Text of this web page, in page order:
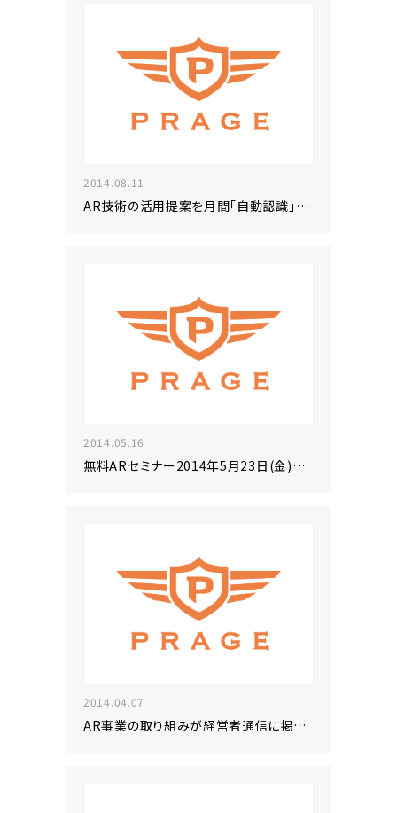
2014.08.11
AR技術の活用提案を月間「自動認識」に寄稿しました
2014.05.16
無料ARセミナー2014年5月23日(金)開催
2014.04.07
AR事業の取り組みが経営者通信に掲載されました